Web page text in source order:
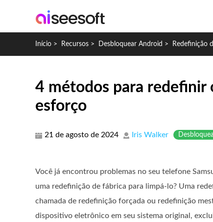
Início > Recursos > Desbloquear Android > Redefinição
4 métodos para redefinir
esforço
21 de agosto de 2024 Iris Walker
Você já encontrou problemas no seu telefone
uma redefinição de fábrica para limpá-lo? Uma
chamada de redefinição forçada ou redefinição
dispositivo eletrônico em seu sistema original,